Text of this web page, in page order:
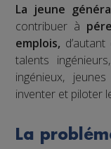
La jeune
contribuer à
emplois,
talents
ingénieux,
inventer et piloter
La